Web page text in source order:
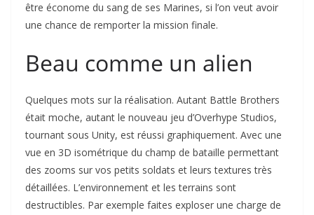
être économe du sang de ses Marines, si l’on veut avoir
une chance de remporter la mission finale.
Beau comme un alien
Quelques mots sur la réalisation. Autant Battle Brothers
était moche, autant le nouveau jeu d’Overhype Studios,
tournant sous Unity, est réussi graphiquement. Avec une
vue en 3D isométrique du champ de bataille permettant
des zooms sur vos petits soldats et leurs textures très
détaillées. L’environnement et les terrains sont
destructibles. Par exemple faites exploser une charge de